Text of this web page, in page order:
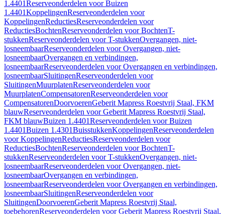
1.4401Reserveonderdelen voor Buizen
1.4401KoppelingenReserveonderdelen voor
KoppelingenReductiesReserveonderdelen voor
ReductiesBochtenReserveonderdelen voor BochtenT-
stukkenReserveonderdelen voor T-stukkenOvergangen, niet-
losneembaarReserveonderdelen voor Overgangen, niet-
losneembaarOvergangen en verbindingen,
losneembaarReserveonderdelen voor Overgangen en verbindingen,
losneembaarSluitingenReserveonderdelen voor
SluitingenMuurplatenReserveonderdelen voor
MuurplatenCompensatorenReserveonderdelen voor
CompensatorenDoorvoerenGeberit Mapress Roestvrij Staal, FKM
blauwReserveonderdelen voor Geberit Mapress Roestvrij Staal,
FKM blauwBuizen 1.4401Reserveonderdelen voor Buizen
1.4401Buizen 1.4301BuisstukkenKoppelingenReserveonderdelen
voor KoppelingenReductiesReserveonderdelen voor
ReductiesBochtenReserveonderdelen voor BochtenT-
stukkenReserveonderdelen voor T-stukkenOvergangen, niet-
losneembaarReserveonderdelen voor Overgangen, niet-
losneembaarOvergangen en verbindingen,
losneembaarReserveonderdelen voor Overgangen en verbindingen,
losneembaarSluitingenReserveonderdelen voor
SluitingenDoorvoerenGeberit Mapress Roestvrij Staal,
toebehorenReserveonderdelen voor Geberit Mapress Roestvrij Staal,